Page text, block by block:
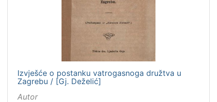
Digitalizirana zagrebačka baština
Zagreb na pragu modernog doba
Izvješće o postanku vatrogasnoga družtva u
Zagrebu / [Gj. Deželić]
Autor